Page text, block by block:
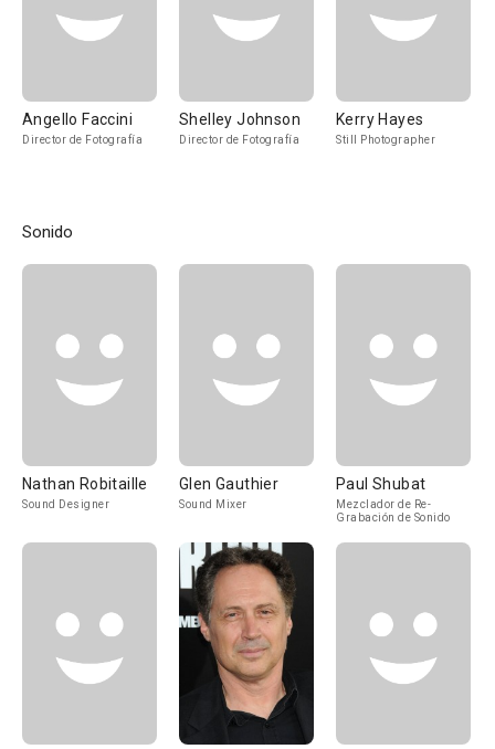
Angello Faccini
Director de Fotografía
Shelley Johnson
Director de Fotografía
Kerry Hayes
Still Photographer
Sonido
Nathan Robitaille
Sound Designer
Glen Gauthier
Sound Mixer
Paul Shubat
Mezclador de Re-
Grabación de Sonido